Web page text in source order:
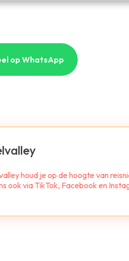
op WhatsApp
houd je op de hoogte van
ook via TikTok, Facebook en